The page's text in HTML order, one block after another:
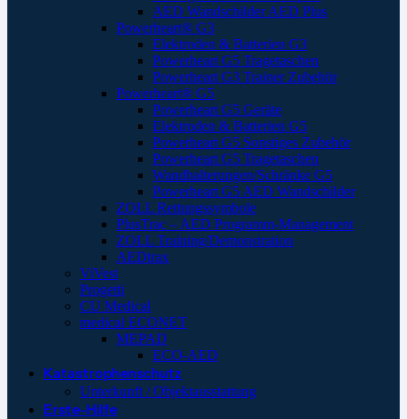
AED Wandschilder AED Plus
Powerheart® G3
Elektroden & Batterien G3
Powerheart G5 Tragetaschen
Powerheart G3 Trainer Zubehör
Powerheart® G5
Powerheart G5 Geräte
Elektroden & Batterien G5
Powerheart G5 Sonstiges Zubehör
Powerheart G5 Tragetaschen
Wandhalterungen/Schränke G5
Powerheart G5 AED Wandschilder
ZOLL Rettungssymbole
PlusTrac – AED Programm-Management
ZOLL Training/Demonstration
AEDtrax
ViVest
Progetti
CU Medical
medical ECONET
MEPAD
ECO-AED
Katastrophenschutz
Unterkunft / Objektausstattung
Erste-Hilfe